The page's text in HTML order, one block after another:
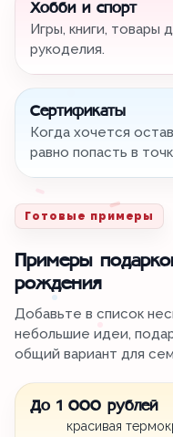
Хобби и спорт
Игры, книги, товары
рукоделия.
Сертификаты
Когда хочется
равно попасть в
Готовые примеры
Примеры
рождения
Добавьте в список
небольшие идеи,
общий вариант для
До 1 000 рублей
красивая